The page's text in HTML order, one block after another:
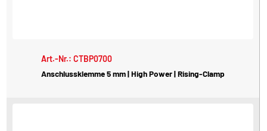
Art.-Nr.: CTBP0700
Anschlussklemme 5 mm | High Power | Rising-Clamp